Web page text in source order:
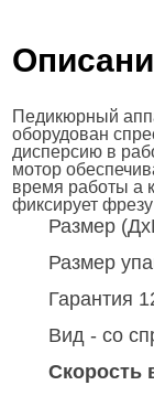
Педикюрный
оборудован
дисперсию в
мотор
время работы а
фиксирует
Размер
Размер
Гарантия
Вид - со
Скорость